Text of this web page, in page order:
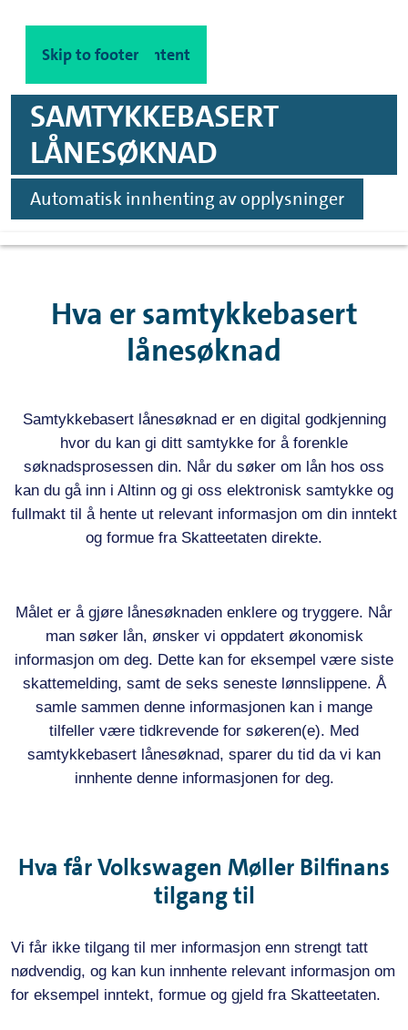
Skip to main content
Skip to footer
SAMTYKKEBASERT
LÅNESØKNAD
Automatisk innhenting av opplysninger
Hva er samtykkebasert
lånesøknad
Samtykkebasert lånesøknad er en digital godkjenning
hvor du kan gi ditt samtykke for å forenkle
søknadsprosessen din. Når du søker om lån hos oss
kan du gå inn i Altinn og gi oss elektronisk samtykke og
fullmakt til å hente ut relevant informasjon om din inntekt
og formue fra Skatteetaten direkte.
Målet er å gjøre lånesøknaden enklere og tryggere. Når
man søker lån, ønsker vi oppdatert økonomisk
informasjon om deg. Dette kan for eksempel være siste
skattemelding, samt de seks seneste lønnslippene. Å
samle sammen denne informasjonen kan i mange
tilfeller være tidkrevende for søkeren(e). Med
samtykkebasert lånesøknad, sparer du tid da vi kan
innhente denne informasjonen for deg.
Hva får Volkswagen Møller Bilfinans
tilgang til
Vi får ikke tilgang til mer informasjon enn strengt tatt
nødvendig, og kan kun innhente relevant informasjon om
for eksempel inntekt, formue og gjeld fra Skatteetaten.